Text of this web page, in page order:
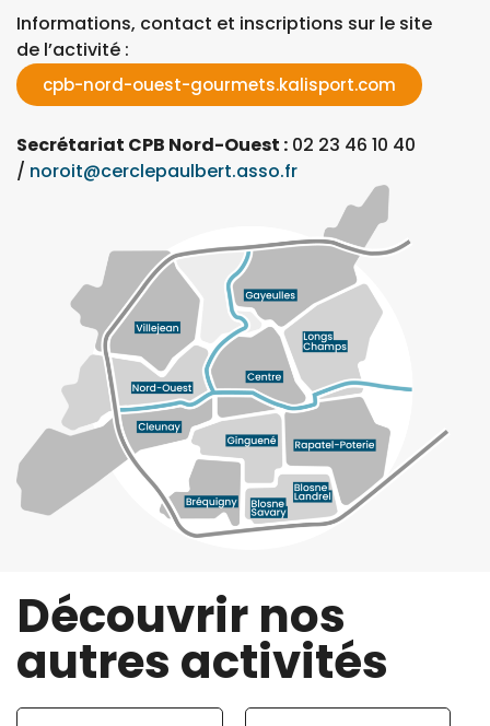
Informations, contact et inscriptions sur le site
de l’activité :
cpb-nord-ouest-gourmets.kalisport.com
Secrétariat CPB Nord-Ouest : 02 23 46 10 40
/ noroit@cerclepaulbert.asso.fr
Découvrir nos
autres activités